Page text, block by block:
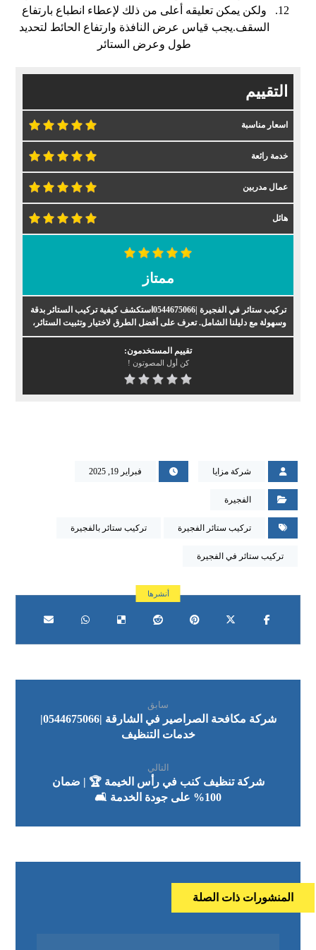
ولكن يمكن تعليقه أعلى من ذلك لإعطاء انطباع بارتفاع
السقف.يجب قياس عرض النافذة وارتفاع الحائط لتحديد
طول وعرض الستائر
التقييم
اسعار مناسبة
خدمة رائعة
عمال مدربين
هائل
ممتاز
تركيب ستائر في الفجيرة |0544675066استكشف كيفية تركيب الستائر بدقة
وسهولة مع دليلنا الشامل. تعرف على أفضل الطرق لاختيار وتثبيت الستائر،
تقييم المستخدمون:
كن أول المصوتون !
شركة مزايا فبراير 19, 2025
الفجيرة
تركيب ستائر الفجيرة تركيب ستائر بالفجيرة
تركيب ستائر في الفجيرة
سابق
شركة مكافحة الصراصير في الشارقة |0544675066|
خدمات التنظيف
التالي
شركة تنظيف كنب في رأس الخيمة 🏆 | ضمان
100% على جودة الخدمة 🛋️
المنشورات ذات الصلة